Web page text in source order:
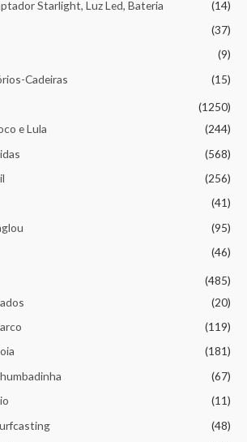
Starlight, Luz Led, Bateria
(14)
(37)
(9)
Cadeiras
(15)
(1250)
e Lula
(244)
(568)
(256)
(41)
(95)
(46)
(485)
(20)
(119)
(181)
(67)
(11)
(48)